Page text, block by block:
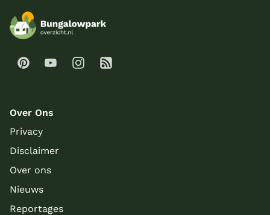
Over Ons
Privacy
Disclaimer
Over ons
Nieuws
Reportages